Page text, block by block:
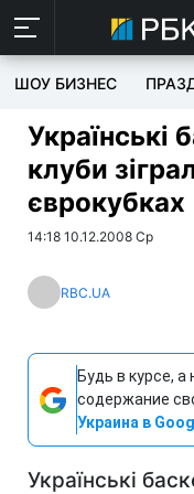
ШОУ БИЗНЕС
Українські
клуби
єврокубках
14:18 10.12.2008 Ср
RBC.UA
Будь в курсе,
содержание
Украина в
Українські